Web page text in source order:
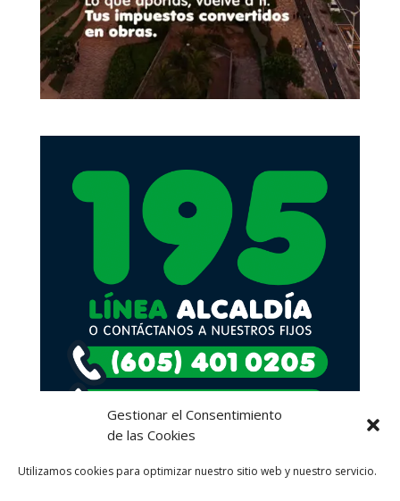
Gestionar el Consentimiento
de las Cookies
Utilizamos cookies para optimizar nuestro sitio web y nuestro servicio.